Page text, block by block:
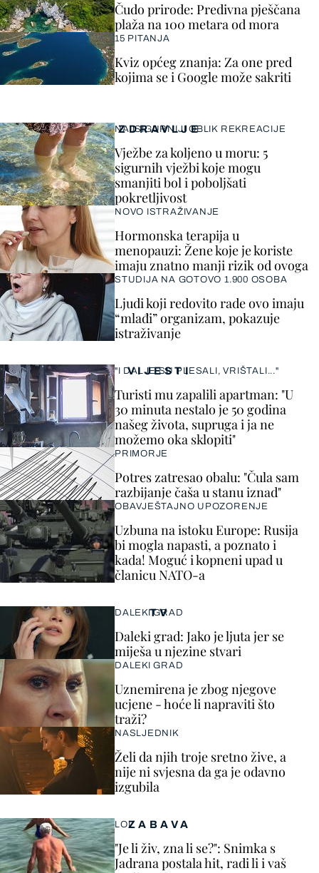
VIJESTI
"I DALJE SU PLESALI, VRIŠTALI..."
Turisti mu zapalili apartman: "U
30 minuta nestalo je 50 godina
našeg života, supruga i ja ne
možemo oka sklopiti"
PRIMORJE
Potres zatresao obalu: "Čula sam
razbijanje čaša u stanu iznad"
OBAVJEŠTAJNO UPOZORENJE
Uzbuna na istoku Europe: Rusija
bi mogla napasti, a poznato i
kada! Moguć i kopneni upad u
članicu NATO-a
ZDRAVLJE
NAJSIGURNIJI OBLIK REKREACIJE
Vježbe za koljeno u moru: 5
sigurnih vježbi koje mogu
smanjiti bol i poboljšati
pokretljivost
NOVO ISTRAŽIVANJE
Hormonska terapija u
menopauzi: Žene koje je koriste
imaju znatno manji rizik od ovoga
STUDIJA NA GOTOVO 1.900 OSOBA
Ljudi koji redovito rade ovo imaju
“mlađi” organizam, pokazuje
istraživanje
ZABAVA
LOL
"Je li živ, zna li se?": Snimka s
Jadrana postala hit, radi li i vaš
TV
DALEKI GRAD
Daleki grad: Jako je ljuta jer se
miješa u njezine stvari
DALEKI GRAD
Uznemirena je zbog njegove
ucjene - hoće li napraviti što
traži?
NASLJEDNIK
Želi da njih troje sretno žive, a
nije ni svjesna da ga je odavno
izgubila
Čudo prirode: Predivna pješčana
plaža na 100 metara od mora
15 PITANJA
Kviz općeg znanja: Za one pred
kojima se i Google može sakriti